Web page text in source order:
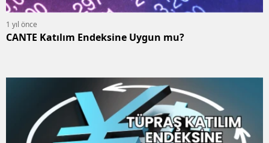
1 yıl önce
CANTE Katılım Endeksine Uygun mu?